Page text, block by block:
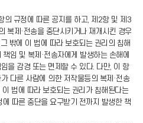
의 규정에 따른 공지를 하고, 제2항 및 제3
복제·전송을 중단시키거나 재개시킨 경우
밖에 이 법에 따라 보호되는 권리의 침해
임 및 복제·전송자에게 발생하는 손해에
을 감경 또는 면제할 수 있다. 다만, 이 항
다른 사람에 의한 저작물등의 복제·전송
법에 따라 보호되는 권리가 침해된다는
따른 중단을 요구받기 전까지 발생한 책